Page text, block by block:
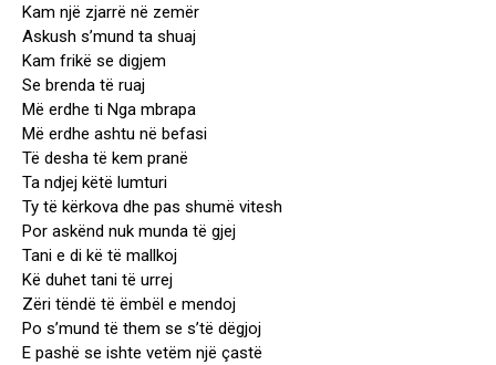
Kam një zjarrë në zemër
Askush s’mund ta shuaj
Kam frikë se digjem
Se brenda të ruaj
Më erdhe ti Nga mbrapa
Më erdhe ashtu në befasi
Të desha të kem pranë
Ta ndjej këtë lumturi
Ty të kërkova dhe pas shumë vitesh
Por askënd nuk munda të gjej
Tani e di kë të mallkoj
Kë duhet tani të urrej
Zëri tëndë të ëmbël e mendoj
Po s’mund të them se s’të dëgjoj
E pashë se ishte vetëm një çastë